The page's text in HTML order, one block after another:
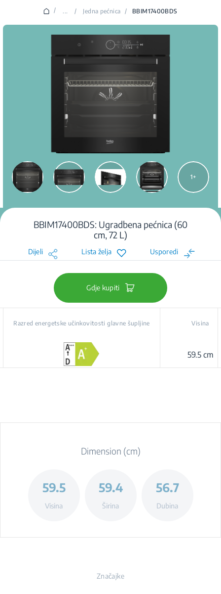
/ ... / Jedna pećnica / BBIM17400BDS
1
BBIM17400BDS: Ugradbena pećnica (60
cm, 72 L)
Dijeli Lista želja Usporedi
Gdje kupiti
Razred energetske učinkovitosti glavne šupljine Visina
59.5 cm
Dimension (cm)
59.5
Visina
59.4
Širina
56.7
Dubina
Značajke